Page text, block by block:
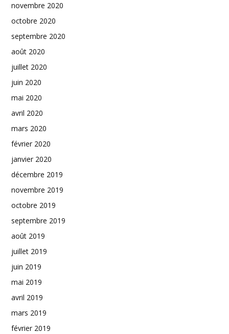
novembre 2020
octobre 2020
septembre 2020
août 2020
juillet 2020
juin 2020
mai 2020
avril 2020
mars 2020
février 2020
janvier 2020
décembre 2019
novembre 2019
octobre 2019
septembre 2019
août 2019
juillet 2019
juin 2019
mai 2019
avril 2019
mars 2019
février 2019